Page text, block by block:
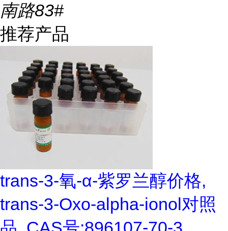
南路83#
推荐产品
trans-3-氧-α-紫罗兰醇价格,
trans-3-Oxo-alpha-ionol对照